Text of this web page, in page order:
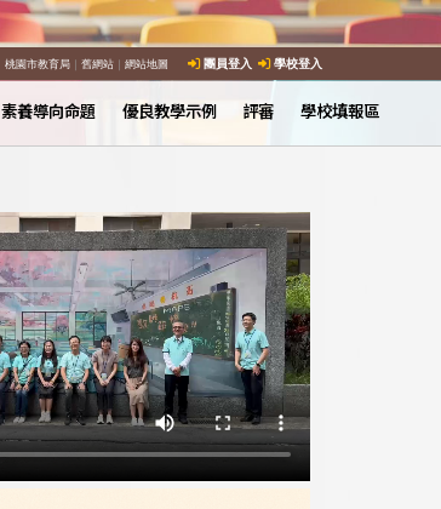
桃園市教育局｜ 舊網站｜ 網站地圖 團員登入 學校登入
素養導向命題 優良教學示例 評審 學校填報區